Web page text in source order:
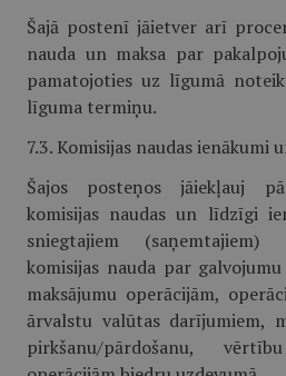
Šajā postenī jāietver arī
nauda un maksa par
pamatojoties uz līgumā
līguma termiņu.
7.3. Komisijas naudas ienākumi
Šajos posteņos jāiekļauj
komisijas naudas un līdzīgi
sniegtajiem (saņemtajiem)
komisijas nauda par
maksājumu operācijām,
ārvalstu valūtas darījumiem,
pirkšanu/pārdošanu,